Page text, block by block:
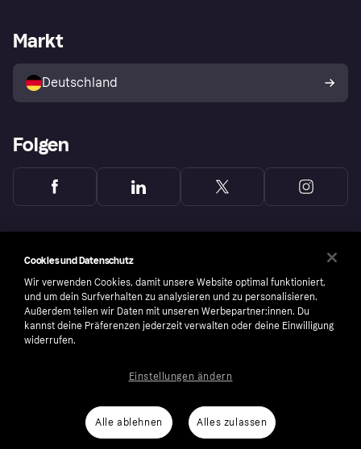
Klarna App
Shops entdecken
Käuferschutzrichtlinie
Dein Widerrufsrecht
Händlerportal
Markt
Deutschland
Folgen
number: 556737-0431
Nutzungsbedingungen CookiesKlarna.com
Cookies und Datenschutz
Wir verwenden Cookies, damit unsere Website optimal funktioniert,
und um dein Surfverhalten zu analysieren und zu personalisieren.
Außerdem teilen wir Daten mit unseren Werbepartner:innen. Du
kannst deine Präferenzen jederzeit verwalten oder deine Einwilligung
widerrufen.
Alle ablehnen Alles zulassen
Einstellungen ändern